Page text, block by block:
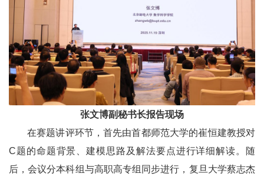
张文博副秘书长报告现场
在赛题讲评环节，首先由首都师范大学的崔恒建教授对
C题的命题背景、建模思路及解法要点进行详细解读。随
后，会议分本科组与高职高专组同步进行，复旦大学蔡志杰